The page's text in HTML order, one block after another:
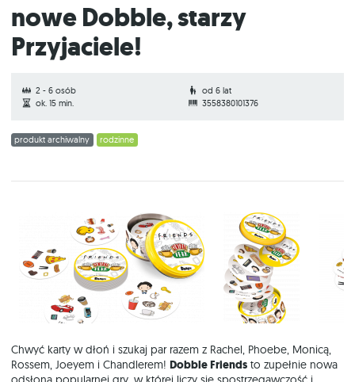
Nowe Dobble, starzy
Przyjaciele!
2 - 6 osób
od 6 lat
ok. 15 min.
3558380101376
produkt archiwalny rodzinne
Chwyć karty w dłoń i szukaj par razem z Rachel, Phoebe, Monicą,
Rossem, Joeyem i Chandlerem! Dobble Friends to zupełnie nowa